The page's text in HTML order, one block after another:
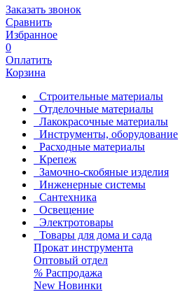
Заказать звонок
Сравнить
Избранное
0
Оплатить
Корзина
Строительные материалы
Отделочные материалы
Лакокрасочные материалы
Инструменты, оборудование
Расходные материалы
Крепеж
Замочно-скобяные изделия
Инженерные системы
Сантехника
Освещение
Электротовары
Товары для дома и сада
Прокат инструмента
Оптовый отдел
% Распродажа
New Новинки